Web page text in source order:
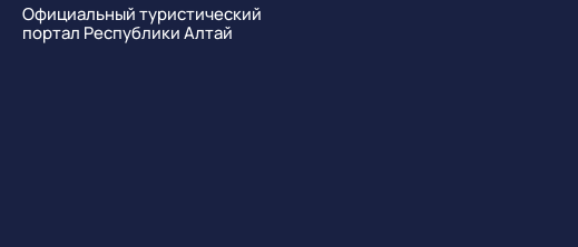
Официальный туристический
портал Республики Алтай